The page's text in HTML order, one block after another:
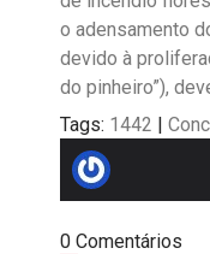
o adensamento
devido à
do pinheiro”),
Tags: 1442 |
0 Comentários